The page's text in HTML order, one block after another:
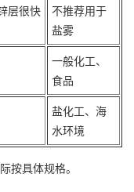
层很快
不推荐用于
盐雾
一般化工、
食品
盐化工、海
水环境
按具体规格。